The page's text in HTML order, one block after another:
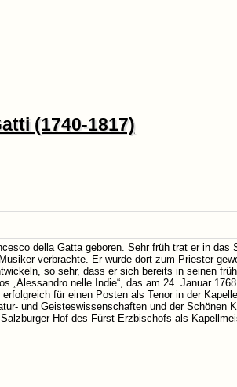
(1740-1817)
della Gatta geboren. Sehr früh trat er in
verbrachte. Er wurde dort zum Priester
so sehr, dass er sich bereits in seinen
„Alessandro nelle Indie“, das am 24. Januar
für einen Posten als Tenor in der
und Geisteswissenschaften und der Schönen
Hof des Fürst-Erzbischofs als